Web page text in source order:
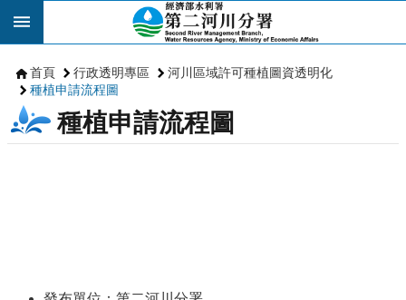
跳到主要內容區塊
首頁 行政透明專區
河川區域許可種植圖資透明化
種植申請流程圖
種植申請流程圖